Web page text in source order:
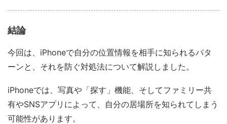
結論
今回は、iPhoneで自分の位置情報を相手に知られるパタ
ーンと、それを防ぐ対処法について解説しました。
iPhoneでは、写真や「探す」機能、そしてファミリー共
有やSNSアプリによって、自分の居場所を知られてしまう
可能性があります。